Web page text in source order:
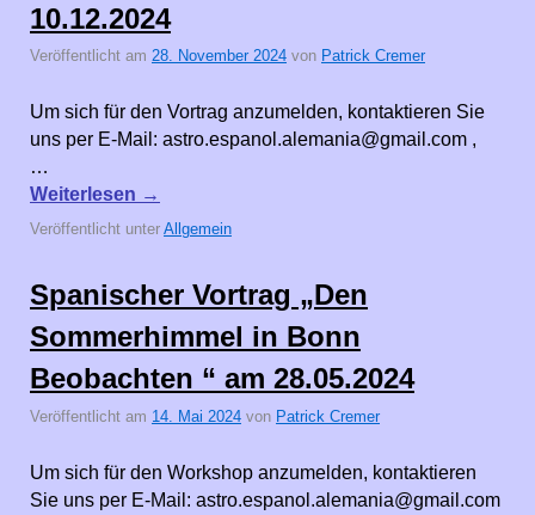
10.12.2024
Veröffentlicht am 28. November 2024 von Patrick Cremer
Um sich für den Vortrag anzumelden, kontaktieren Sie
uns per E-Mail: astro.espanol.alemania@gmail.com ,
…
Weiterlesen →
Veröffentlicht unter Allgemein
Spanischer Vortrag „Den
Sommerhimmel in Bonn
Beobachten “ am 28.05.2024
Veröffentlicht am 14. Mai 2024 von Patrick Cremer
Um sich für den Workshop anzumelden, kontaktieren
Sie uns per E-Mail: astro.espanol.alemania@gmail.com